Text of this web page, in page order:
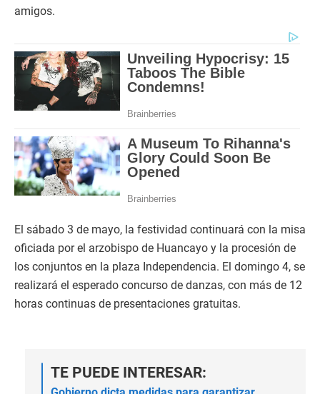
amigos.
El sábado 3 de mayo, la festividad continuará con la misa
oficiada por el arzobispo de Huancayo y la procesión de
los conjuntos en la plaza Independencia. El domingo 4, se
realizará el esperado concurso de danzas, con más de 12
horas continuas de presentaciones gratuitas.
TE PUEDE INTERESAR: